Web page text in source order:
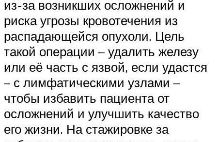
из-за возникших осложнений и
риска угрозы кровотечения из
распадающейся опухоли. Цель
такой операции – удалить железу
или её часть с язвой, если удастся
– с лимфатическими узлами –
чтобы избавить пациента от
осложнений и улучшить качество
его жизни. На стажировке за